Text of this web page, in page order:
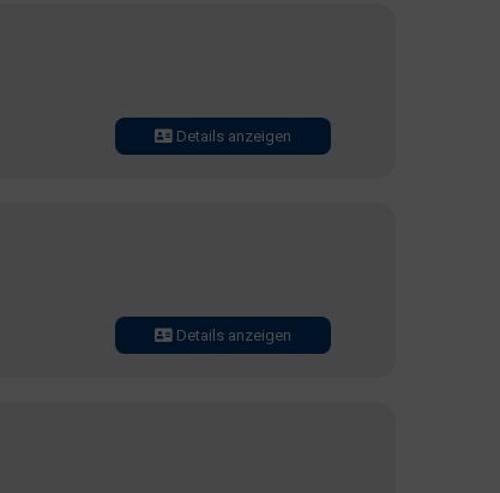
Details anzeigen
Details anzeigen